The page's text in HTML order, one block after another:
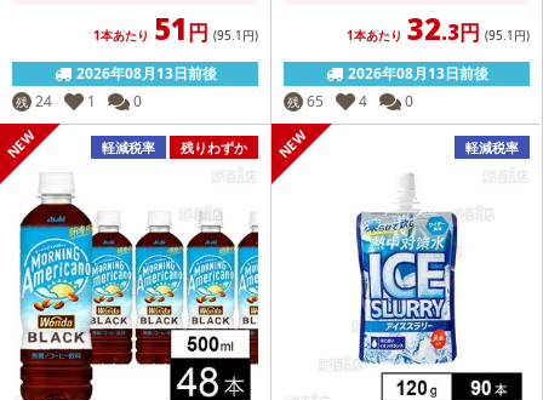
1本あたり 51円 (95.1円)
2026年08月13日前後
残 24 1 0
1本あたり 32.3円 (95.1円)
2026年08月13日前後
残 65 4 0
軽減税率 残りわずか 軽減税率